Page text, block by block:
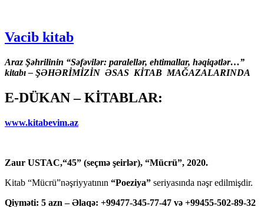
Vacib kitab
Araz Şəhrilinin “Səfəvilər: paralellər, ehtimallar, həqiqətlər…”
kitabı – ŞƏHƏRİMİZİN ƏSAS KİTAB MAĞAZALARINDA
E-DÜKAN – KİTABLAR:
www.kitabevim.az
Zaur USTAC,“45” (seçmə şeirlər), “Mücrü”, 2020.
Kitab “Mücrü”nəşriyyatının “Poeziya” seriyasında nəşr edilmişdir.
Qiyməti: 5 azn – Əlaqə: +99477-345-77-47 və +99455-502-89-32